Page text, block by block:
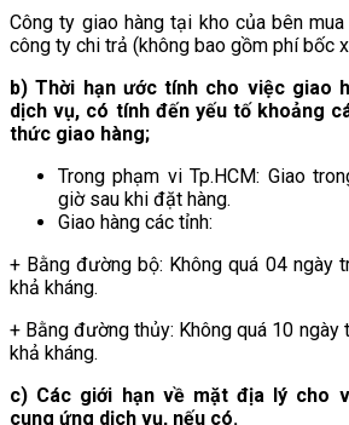
Công ty giao hàng tại kho của bên
công ty chi trả (không bao gồm phí bốc
b) Thời hạn ước tính cho việc giao
dịch vụ, có tính đến yếu tố khoảng
thức giao hàng;
Trong phạm vi Tp.HCM: Giao
giờ sau khi đặt hàng.
Giao hàng các tỉnh:
+ Bằng đường bộ: Không quá 04 ngày
khả kháng.
+ Bằng đường thủy: Không quá 10
khả kháng.
c) Các giới hạn về mặt địa lý cho
cung ứng dịch vụ, nếu có.